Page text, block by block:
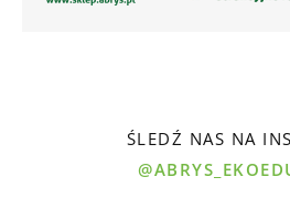
ŚLEDŹ NAS NA